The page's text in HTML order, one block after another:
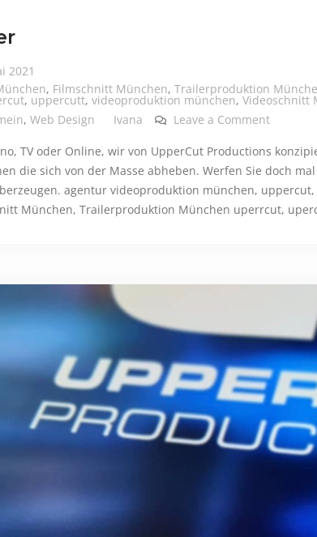
2021
, Filmschnitt München, Trailerproduktion
, uppercutt, videoproduktion münchen, Videoschnitt
, Web Design Ivana Leave a Commenton Trailer
TV oder Online, wir von UpperCut Productions
die sich von der Masse abheben. Werfen Sie doch
agentur videoproduktion münchen,
München, Trailerproduktion München uperrcut,